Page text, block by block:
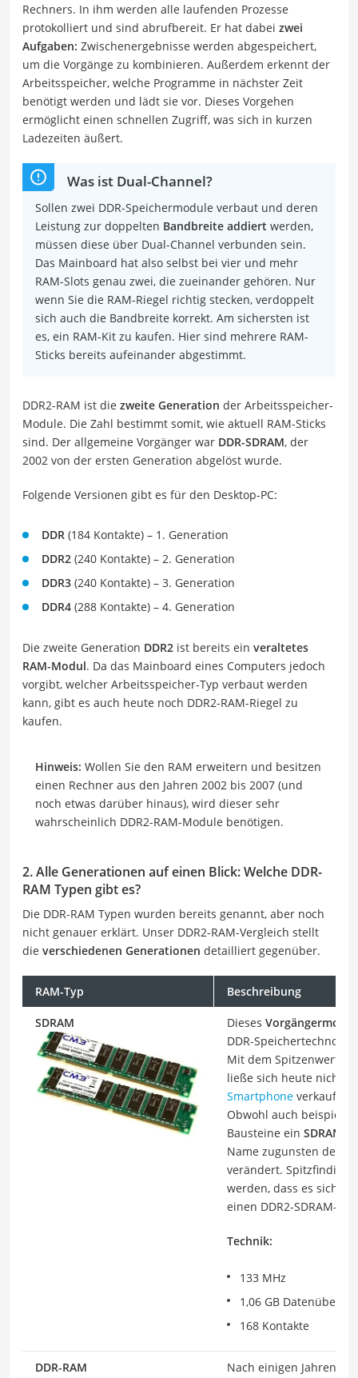
Rechners. In ihm werden alle laufenden Prozesse
protokolliert und sind abrufbereit. Er hat dabei zwei
Aufgaben: Zwischenergebnisse werden abgespeichert,
um die Vorgänge zu kombinieren. Außerdem erkennt der
Arbeitsspeicher, welche Programme in nächster Zeit
benötigt werden und lädt sie vor. Dieses Vorgehen
ermöglicht einen schnellen Zugriff, was sich in kurzen
Ladezeiten äußert.
Was ist Dual-Channel?
Sollen zwei DDR-Speichermodule verbaut und deren
Leistung zur doppelten Bandbreite addiert werden,
müssen diese über Dual-Channel verbunden sein.
Das Mainboard hat also selbst bei vier und mehr
RAM-Slots genau zwei, die zueinander gehören. Nur
wenn Sie die RAM-Riegel richtig stecken, verdoppelt
sich auch die Bandbreite korrekt. Am sichersten ist
es, ein RAM-Kit zu kaufen. Hier sind mehrere RAM-
Sticks bereits aufeinander abgestimmt.
DDR2-RAM ist die zweite Generation der Arbeitsspeicher-
Module. Die Zahl bestimmt somit, wie aktuell RAM-Sticks
sind. Der allgemeine Vorgänger war DDR-SDRAM, der
2002 von der ersten Generation abgelöst wurde.
Folgende Versionen gibt es für den Desktop-PC:
DDR (184 Kontakte) – 1. Generation
DDR2 (240 Kontakte) – 2. Generation
DDR3 (240 Kontakte) – 3. Generation
DDR4 (288 Kontakte) – 4. Generation
Die zweite Generation DDR2 ist bereits ein veraltetes
RAM-Modul. Da das Mainboard eines Computers jedoch
vorgibt, welcher Arbeitsspeicher-Typ verbaut werden
kann, gibt es auch heute noch DDR2-RAM-Riegel zu
kaufen.
Hinweis: Wollen Sie den RAM erweitern und besitzen
einen Rechner aus den Jahren 2002 bis 2007 (und
noch etwas darüber hinaus), wird dieser sehr
wahrscheinlich DDR2-RAM-Module benötigen.
2. Alle Generationen auf einen Blick: Welche DDR-
RAM Typen gibt es?
Die DDR-RAM Typen wurden bereits genannt, aber noch
nicht genauer erklärt. Unser DDR2-RAM-Vergleich stellt
die verschiedenen Generationen detailliert gegenüber.
RAM-Typ Beschreibung
SDRAM Dieses
DDR-
Mit dem Spitzenwert
ließe sich heute nicht
Smartphone verkaufen.
Obwohl auch
Bausteine ein SDRAM-
Name zugunsten der
verändert. Spitzfindig
werden, dass es sich
einen DDR2-SDRAM-
Technik:
133 MHz
1,06 GB
168 Kontakte
DDR-RAM
Nach einigen Jahren